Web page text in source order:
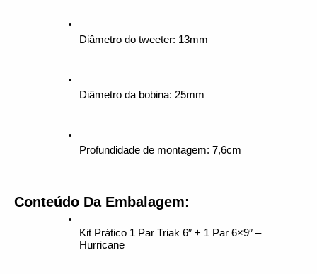
Diâmetro do tweeter: 13mm
Diâmetro da bobina: 25mm
Profundidade de montagem: 7,6cm
Conteúdo Da Embalagem:
Kit Prático 1 Par Triak 6″ + 1 Par 6×9″ –
Hurricane